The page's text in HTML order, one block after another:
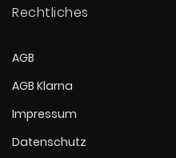
Rechtliches
AGB
AGB Klarna
Impressum
Datenschutz